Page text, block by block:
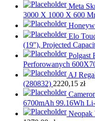
Meta
3000 X 1000 X 600
Elo
(19''), Projected
Polgast
Perforowanych
AJ
(280832) 2220,15 zł
6700mAh 99.16Wh
Neopak